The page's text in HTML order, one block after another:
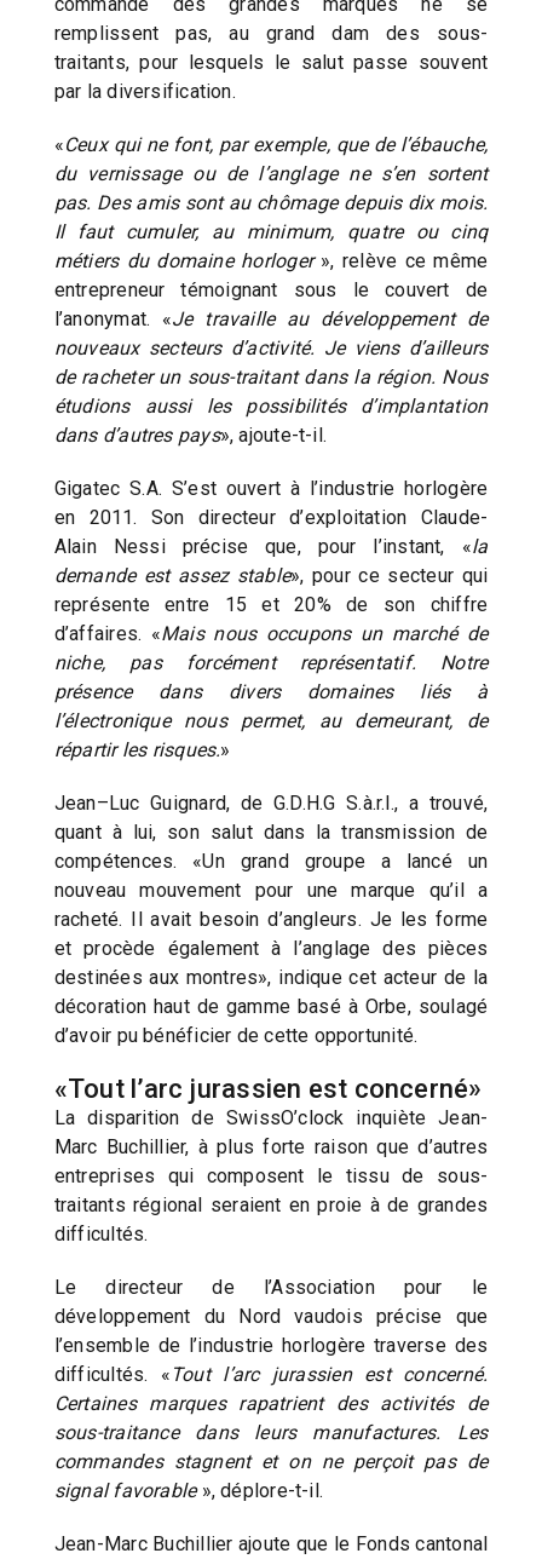
remplissent pas, au grand dam des sous-
traitants, pour lesquels le salut passe souvent
par la diversification.
«Ceux qui ne font, par exemple, que de l’ébauche,
du vernissage ou de l’anglage ne s’en sortent
pas. Des amis sont au chômage depuis dix mois.
Il faut cumuler, au minimum, quatre ou cinq
métiers du domaine horloger», relève ce même
entrepreneur témoignant sous le couvert de
l’anonymat. «Je travaille au développement de
nouveaux secteurs d’activité. Je viens d’ailleurs
de racheter un sous-traitant dans la région. Nous
étudions aussi les possibilités d’implantation
dans d’autres pays», ajoute-t-il.
Gigatec S.A. S’est ouvert à l’industrie horlogère
en 2011. Son directeur d’exploitation Claude-
Alain Nessi précise que, pour l’instant, «la
demande est assez stable», pour ce secteur qui
représente entre 15 et 20% de son chiffre
d’affaires. «Mais nous occupons un marché de
niche, pas forcément représentatif. Notre
présence dans divers domaines liés à
l’électronique nous permet, au demeurant, de
répartir les risques.»
Jean–Luc Guignard, de G.D.H.G S.à.r.l., a trouvé,
quant à lui, son salut dans la transmission de
compétences. «Un grand groupe a lancé un
nouveau mouvement pour une marque qu’il a
racheté. Il avait besoin d’angleurs. Je les forme
et procède également à l’anglage des pièces
destinées aux montres», indique cet acteur de la
décoration haut de gamme basé à Orbe, soulagé
d’avoir pu bénéficier de cette opportunité.
«Tout l’arc jurassien est concerné»
La disparition de SwissO’clock inquiète Jean-
Marc Buchillier, à plus forte raison que d’autres
entreprises qui composent le tissu de sous-
traitants régional seraient en proie à de grandes
difficultés.
Le directeur de l’Association pour le
développement du Nord vaudois précise que
l’ensemble de l’industrie horlogère traverse des
difficultés. « Tout l’arc jurassien est concerné.
Certaines marques rapatrient des activités de
sous-traitance dans leurs manufactures. Les
commandes stagnent et on ne perçoit pas de
signal favorable», déplore-t-il.
Jean-Marc Buchillier ajoute que le Fonds cantonal